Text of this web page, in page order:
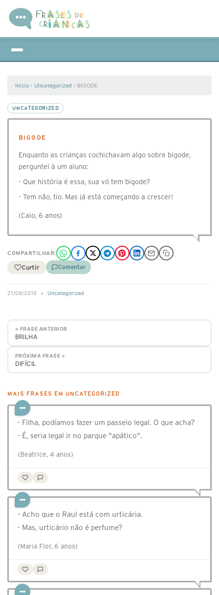
Início › Uncategorized › BIGODE
UNCATEGORIZED
BIGODE
Enquanto as crianças cochichavam algo sobre bigode,
perguntei à um aluno:
- Que história é essa, sua vó tem bigode?
- Tem não, tio. Mas já está começando a crescer!
(Caio, 6 anos)
COMPARTILHAR:
Curtir Comentar
21/09/2019 • Uncategorized
« FRASE ANTERIOR
BRILHA
PRÓXIMA FRASE »
DIFÍCIL
MAIS FRASES EM UNCATEGORIZED
- Filha, podíamos fazer um passeio legal. O que acha?
- É, seria legal ir no parque "apático".
(Beatrice, 4 anos)
- Acho que o Raul está com urticária.
- Mas, urticário não é perfume?
(Maria Flor, 6 anos)